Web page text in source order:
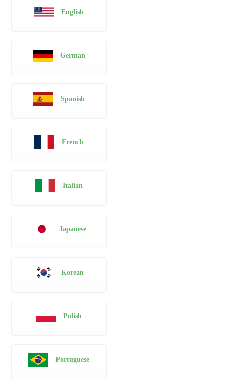
English
German
Spanish
French
Italian
Japanese
Korean
Polish
Portuguese